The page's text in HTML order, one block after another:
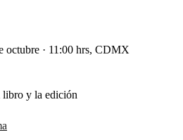
octubre · 11:00 hrs, CDMX
libro y la edición